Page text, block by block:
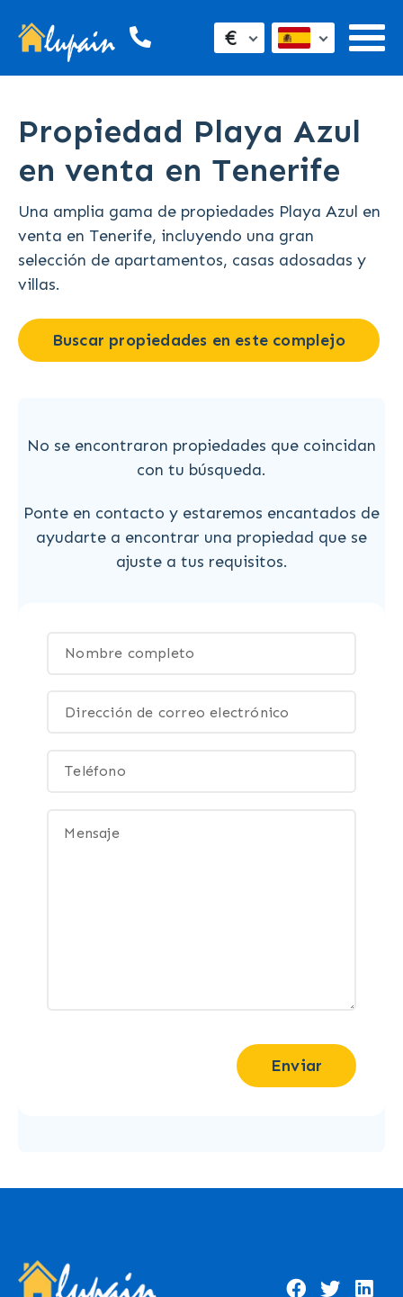
€
Propiedad Playa Azul
en venta en Tenerife
Una amplia gama de propiedades Playa Azul en
venta en Tenerife, incluyendo una gran
selección de apartamentos, casas adosadas y
villas.
Buscar propiedades en este complejo
No se encontraron propiedades que coincidan
con tu búsqueda.
Ponte en contacto y estaremos encantados de
ayudarte a encontrar una propiedad que se
ajuste a tus requisitos.
Enviar